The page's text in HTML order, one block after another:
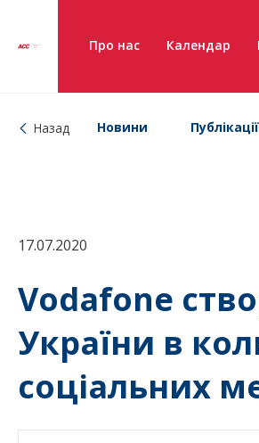
Про нас Календар
Назад Новини Публікації
17.07.2020
Vodafone
України в
соціальних